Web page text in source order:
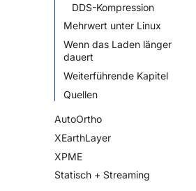
DDS-Kompression
Mehrwert unter Linux
Wenn das Laden länger
dauert
Weiterführende Kapitel
Quellen
AutoOrtho
XEarthLayer
XPME
Statisch + Streaming